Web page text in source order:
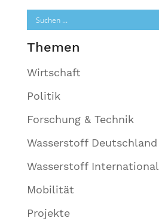
Themen
Wirtschaft
Politik
Forschung & Technik
Wasserstoff Deutschland
Wasserstoff International
Mobilität
Projekte